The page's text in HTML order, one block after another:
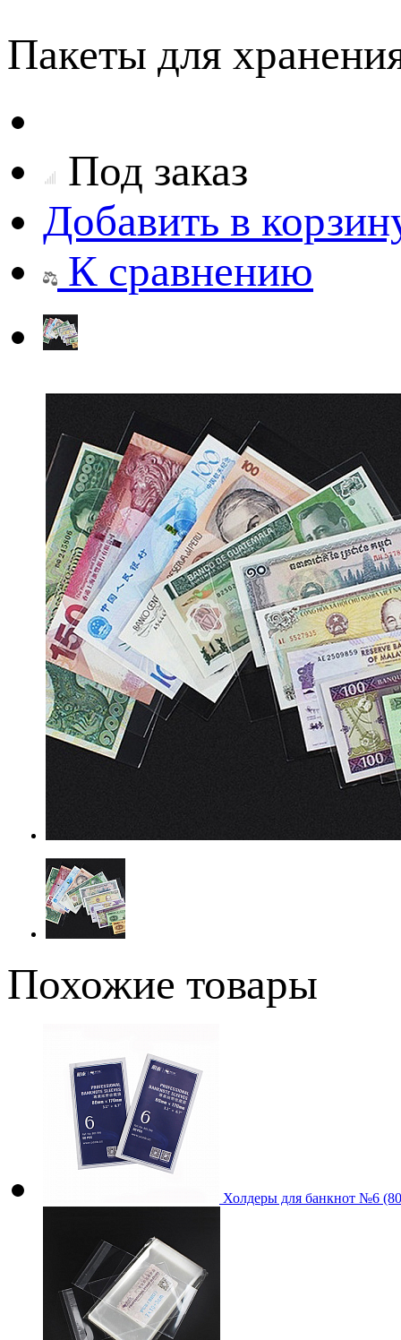
Пакеты для
Под заказ
Добавить в
К сравнению
Похожие товары
Холдеры для банкнот №6